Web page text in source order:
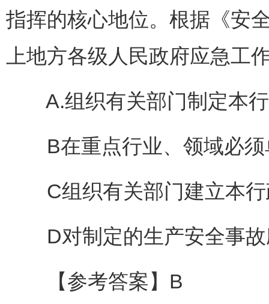
指挥的核心地位。根据《安
上地方各级人民政府应急工
A.组织有关部门制定本行
B在重点行业、领域必须
C组织有关部门建立本行
D对制定的生产安全事故
【参考答案】B